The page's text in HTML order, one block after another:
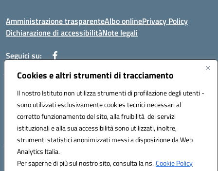
Cookies e altri strumenti di tracciamento
Il nostro Istituto non utilizza strumenti di profilazione degli utenti -
sono utilizzati esclusivamente cookies tecnici necessari al
corretto funzionamento del sito, alla fruibilità dei servizi
istituzionali e alla sua accessibilità sono utilizzati, inoltre,
strumenti statistici anonimizzati messi a disposizione da Web
Analytics Italia.
Per saperne di più sul nostro sito, consulta la ns.Cookie Policy
Amministrazione trasparenteAlbo onlinePrivacy Policy
Dichiarazione di accessibilitàNote legali
Seguici su:
Indirizzo: VIA BRECCIAME, 46 - 81024 MADDALONI (CE)
Mail: CEIC8AU001@istruzione.it - Pec: CEIC8AU001@pec.istruzione.it -
Telefono: 0823408721
Meccanografico: CEIC8AU001
Codice fiscale: 93086080616
Hosting & Powered by 3D Solution S.r.l.